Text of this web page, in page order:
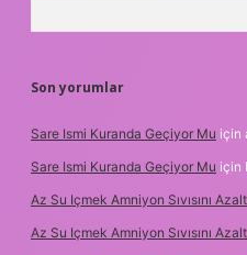
Son yorumlar
Sare Ismi Kuranda Geçiyor Mu için
Sare Ismi Kuranda Geçiyor Mu için
Az Su Içmek Amniyon Sıvısını
Az Su Içmek Amniyon Sıvısını